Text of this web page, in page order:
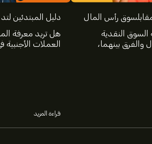
رأس المال
النقدية
بينهما،
دليل المبتدئين
هل تريد معرفة
العملات
قراءة المزيد